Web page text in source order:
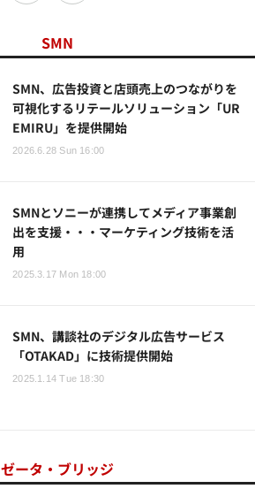
SMN
SMN、広告投資と店頭売上のつながりを
可視化するリテールソリューション「UR
EMIRU」を提供開始
2026.6.28 Sun 16:00
SMNとソニーが連携してメディア事業創
出を支援・・・マーケティング技術を活
用
2025.3.17 Mon 18:00
SMN、講談社のデジタル広告サービス
「OTAKAD」に技術提供開始
2025.1.14 Tue 18:30
ゼータ・ブリッジ